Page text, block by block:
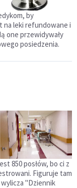
by
na leki refundowane i
one przewidywały
posiedzenia.
850 posłów, bo ci z
Figuruje tam
"Dziennik